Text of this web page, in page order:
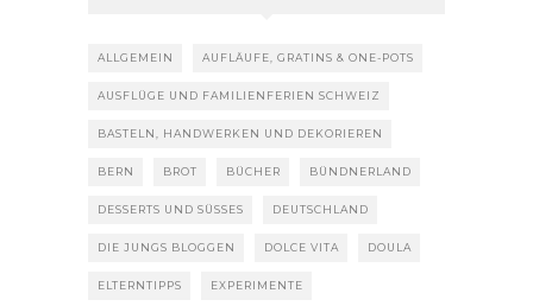
ALLGEMEIN AUFLÄUFE, GRATINS & ONE-POTS
AUSFLÜGE UND FAMILIENFERIEN SCHWEIZ
BASTELN, HANDWERKEN UND DEKORIEREN
BERN BROT BÜCHER BÜNDNERLAND
DESSERTS UND SÜSSES DEUTSCHLAND
DIE JUNGS BLOGGEN DOLCE VITA DOULA
ELTERNTIPPS EXPERIMENTE